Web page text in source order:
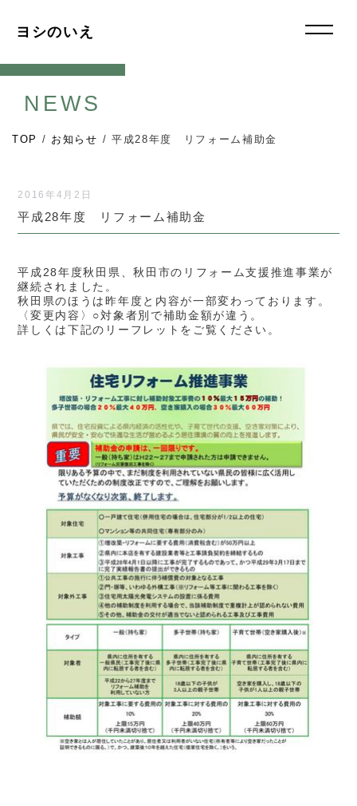
ヨシのいえ
NEWS
TOP / お知らせ / 平成28年度 リフォーム補助金
2016年4月2日
平成28年度 リフォーム補助金
平成28年度秋田県、秋田市のリフォーム支援推進事業が
継続されました。
秋田県のほうは昨年度と内容が一部変わっております。
〈変更内容〉○対象者別で補助金額が違う。
詳しくは下記のリーフレットをご覧ください。